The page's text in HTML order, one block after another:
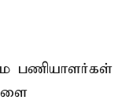
பணியாளர்கள்